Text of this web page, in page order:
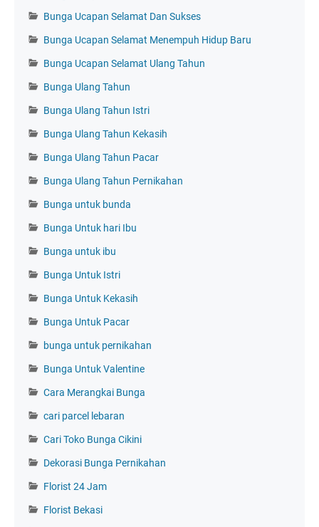
Bunga Ucapan Selamat Dan Sukses
Bunga Ucapan Selamat Menempuh Hidup Baru
Bunga Ucapan Selamat Ulang Tahun
Bunga Ulang Tahun
Bunga Ulang Tahun Istri
Bunga Ulang Tahun Kekasih
Bunga Ulang Tahun Pacar
Bunga Ulang Tahun Pernikahan
Bunga untuk bunda
Bunga Untuk hari Ibu
Bunga untuk ibu
Bunga Untuk Istri
Bunga Untuk Kekasih
Bunga Untuk Pacar
bunga untuk pernikahan
Bunga Untuk Valentine
Cara Merangkai Bunga
cari parcel lebaran
Cari Toko Bunga Cikini
Dekorasi Bunga Pernikahan
Florist 24 Jam
Florist Bekasi